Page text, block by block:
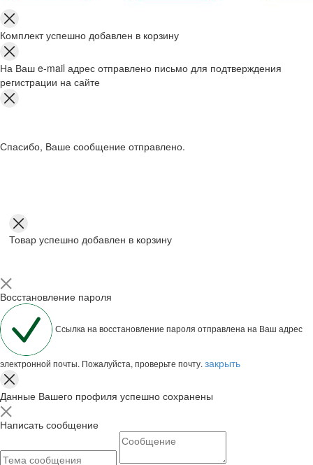
Комплект успешно добавлен в корзину
На Ваш e-mail адрес отправлено письмо для подтверждения
регистрации на сайте
Спасибо, Ваше сообщение отправлено.
Товар успешно добавлен в корзину
Восстановление пароля
Ссылка на восстановление пароля отправлена на Ваш адрес
электронной почты. Пожалуйста, проверьте почту. закрыть
Данные Вашего профиля успешно сохранены
Написать сообщение